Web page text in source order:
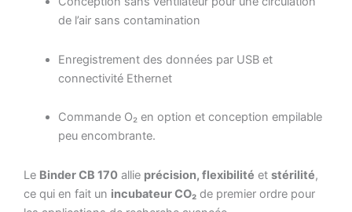
de l’air sans contamination
Enregistrement des données par USB et
connectivité Ethernet
Commande O₂ en option et conception empilable
peu encombrante.
Le Binder CB 170 allie précision, flexibilité et stérilité,
ce qui en fait un incubateur CO₂ de premier ordre pour